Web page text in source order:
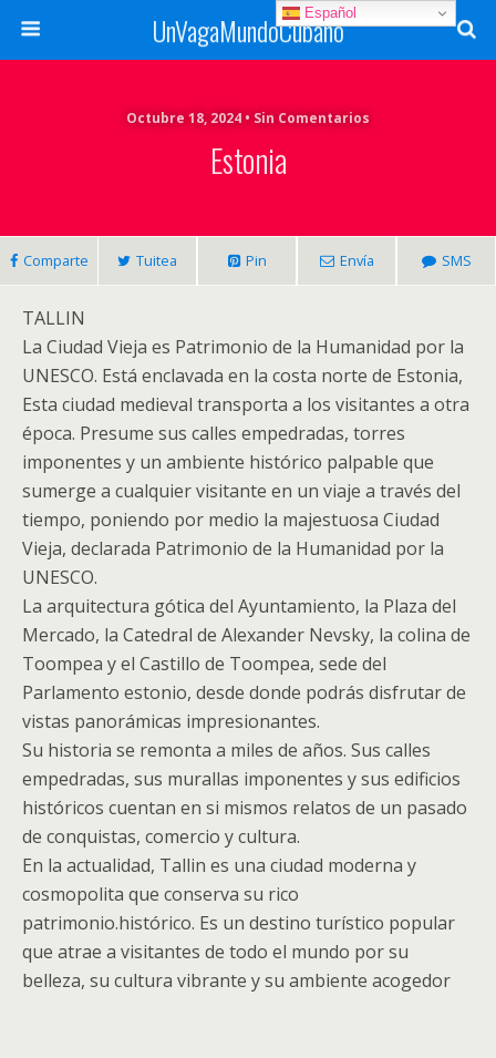
UnVagaMundoCubano
Octubre 18, 2024 • Sin Comentarios
Estonia
Comparte Tuitea Pin Envía SMS
TALLIN
La Ciudad Vieja es Patrimonio de la Humanidad por la
UNESCO. Está enclavada en la costa norte de Estonia,
Esta ciudad medieval transporta a los visitantes a otra
época. Presume sus calles empedradas, torres
imponentes y un ambiente histórico palpable que
sumerge a cualquier visitante en un viaje a través del
tiempo, poniendo por medio la majestuosa Ciudad
Vieja, declarada Patrimonio de la Humanidad por la
UNESCO.
La arquitectura gótica del Ayuntamiento, la Plaza del
Mercado, la Catedral de Alexander Nevsky, la colina de
Toompea y el Castillo de Toompea, sede del
Parlamento estonio, desde donde podrás disfrutar de
vistas panorámicas impresionantes.
Su historia se remonta a miles de años. Sus calles
empedradas, sus murallas imponentes y sus edificios
históricos cuentan en si mismos relatos de un pasado
de conquistas, comercio y cultura.
En la actualidad, Tallin es una ciudad moderna y
cosmopolita que conserva su rico
patrimonio.histórico. Es un destino turístico popular
que atrae a visitantes de todo el mundo por su
belleza, su cultura vibrante y su ambiente acogedor
Español